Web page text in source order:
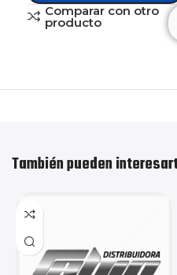
Comparar con otro
producto
También pueden